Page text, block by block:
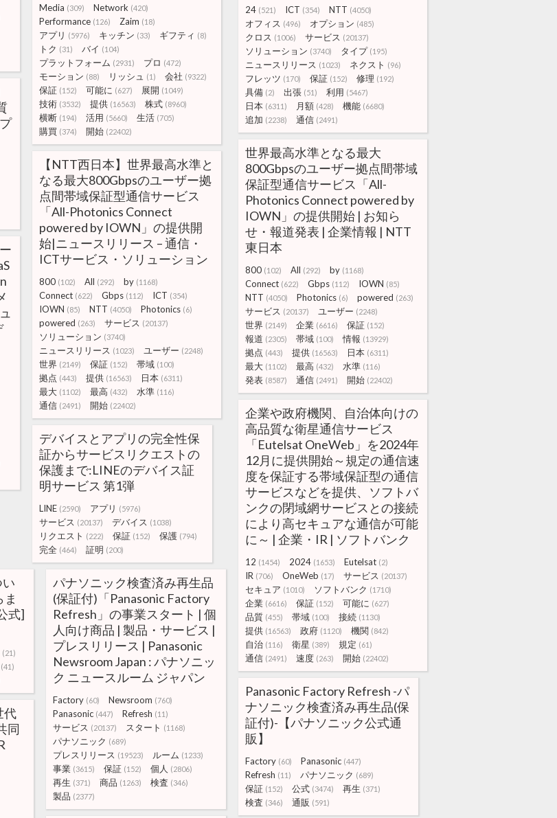
Media (309) Network (420)
Performance (126) Zaim (18)
アプリ (5976) キッチン (33) ギフティ (8)
トク (31) バイ (104)
プラットフォーム (2931) プロ (472)
モーション (88) リッシュ (1) 会社 (9322)
保証 (152) 可能に (627) 展開 (1049)
技術 (3532) 提供 (16563) 株式 (8960)
横断 (194) 活用 (5660) 生活 (705)
購買 (374) 開始 (22402)
24 (521) ICT (354) NTT (4050)
オフィス (496) オプション (485)
クロス (1006) サービス (20137)
ソリューション (3740) タイプ (195)
ニュースリリース (1023) ネクスト (96)
フレッツ (170) 保証 (152) 修理 (192)
具備 (2) 出張 (51) 利用 (5467)
日本 (6311) 月額 (428) 機能 (6680)
追加 (2238) 通信 (2491)
世界最高水準となる最大
800Gbpsのユーザー拠点間帯域
保証型通信サービス「All-
Photonics Connect powered by
IOWN」の提供開始 | お知ら
せ・報道発表 | 企業情報 | NTT
東日本
800 (102) All (292) by (1168)
Connect (622) Gbps (112) IOWN (85)
NTT (4050) Photonics (6) powered (263)
サービス (20137) ユーザー (2248)
世界 (2149) 企業 (6616) 保証 (152)
報道 (2305) 帯域 (100) 情報 (13929)
拠点 (443) 提供 (16563) 日本 (6311)
最大 (1102) 最高 (432) 水準 (116)
発表 (8587) 通信 (2491) 開始 (22402)
【NTT西日本】世界最高水準と
なる最大800Gbpsのユーザー拠
点間帯域保証型通信サービス
「All-Photonics Connect
powered by IOWN」の提供開
始|ニュースリリース – 通信・
ICTサービス・ソリューション
800 (102) All (292) by (1168)
Connect (622) Gbps (112) ICT (354)
IOWN (85) NTT (4050) Photonics (6)
powered (263) サービス (20137)
ソリューション (3740)
ニュースリリース (1023) ユーザー (2248)
世界 (2149) 保証 (152) 帯域 (100)
拠点 (443) 提供 (16563) 日本 (6311)
最大 (1102) 最高 (432) 水準 (116)
通信 (2491) 開始 (22402)
企業や政府機関、自治体向けの
高品質な衛星通信サービス
「Eutelsat OneWeb」を2024年
12月に提供開始～規定の通信速
度を保証する帯域保証型の通信
サービスなどを提供、ソフトバ
ンクの閉域網サービスとの接続
により高セキュアな通信が可能
に～ | 企業・IR | ソフトバンク
12 (1454) 2024 (1653) Eutelsat (2)
IR (706) OneWeb (17) サービス (20137)
セキュア (1010) ソフトバンク (1710)
企業 (6616) 保証 (152) 可能に (627)
品質 (455) 帯域 (100) 接続 (1130)
提供 (16563) 政府 (1120) 機関 (842)
自治 (116) 衛星 (389) 規定 (61)
通信 (2491) 速度 (263) 開始 (22402)
デバイスとアプリの完全性保
証からサービスリクエストの
保護まで:LINEのデバイス証
明サービス 第1弾
LINE (2590) アプリ (5976)
サービス (20137) デバイス (1038)
リクエスト (222) 保証 (152) 保護 (794)
完全 (464) 証明 (200)
式]
(21)
(41)
パナソニック検査済み再生品
(保証付)「Panasonic Factory
Refresh」の事業スタート | 個
人向け商品 | 製品・サービス |
プレスリリース | Panasonic
Newsroom Japan : パナソニッ
ク ニュースルーム ジャパン
Factory (60) Newsroom (760)
Panasonic (447) Refresh (11)
サービス (20137) スタート (1168)
パナソニック (689)
プレスリリース (19523) ルーム (1233)
事業 (3615) 保証 (152) 個人 (2806)
再生 (371) 商品 (1263) 検査 (346)
製品 (2377)
Panasonic Factory Refresh -パ
ナソニック検査済み再生品(保
証付)-【パナソニック公式通
販】
Factory (60) Panasonic (447)
Refresh (11) パナソニック (689)
保証 (152) 公式 (3474) 再生 (371)
検査 (346) 通販 (591)
代
同